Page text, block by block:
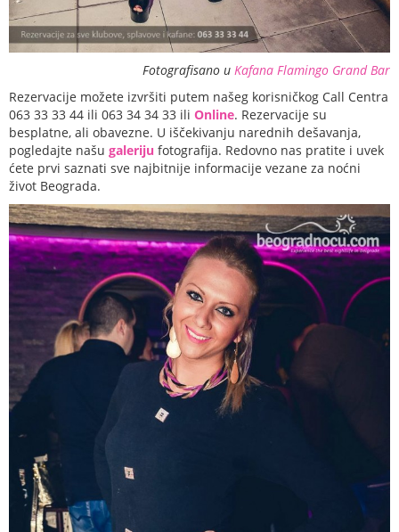
Fotografisano u Kafana Flamingo Grand Bar
Rezervacije možete izvršiti putem našeg korisničkog Call Centra
063 33 33 44 ili 063 34 34 33 ili Online. Rezervacije su
besplatne, ali obavezne. U iščekivanju narednih dešavanja,
pogledajte našu galeriju fotografija. Redovno nas pratite i uvek
ćete prvi saznati sve najbitnije informacije vezane za noćni
život Beograda.